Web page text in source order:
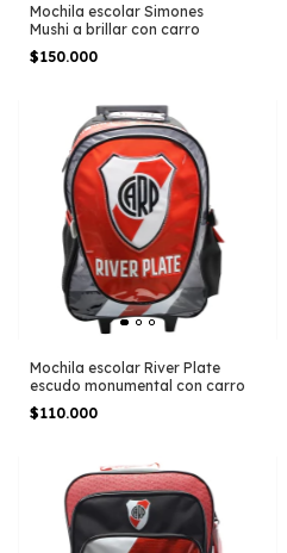
Mochila escolar Simones
Mushi a brillar con carro
$150.000
Mochila escolar River Plate
escudo monumental con carro
$110.000